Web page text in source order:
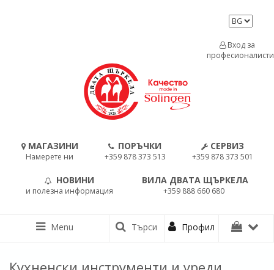
МАГАЗИНИ
Намерете ни
ПОРЪЧКИ
+359 878 373 513
СЕРВИЗ
+359 878 373 501
НОВИНИ
и полезна информация
ВИЛА ДВАТА ЩЪРКЕЛА
+359 888 660 680
Вход за
професионалисти
Menu Търси Профил